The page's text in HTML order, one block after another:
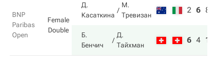
BNP
Paribas
Open
Female
Double
Д.
Касаткина
М.
Тревизан
2 6 8
Б.
Бенчич
Д.
Тайхман
6 4 10